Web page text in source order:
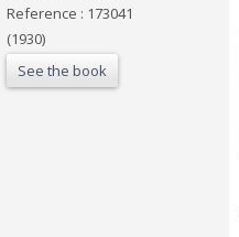
Reference : 173041
(1930)
See the book